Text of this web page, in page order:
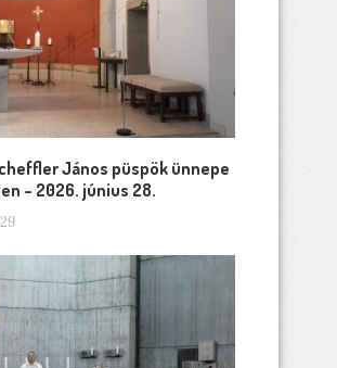
János püspök ünnepe
– 2026. június 28.